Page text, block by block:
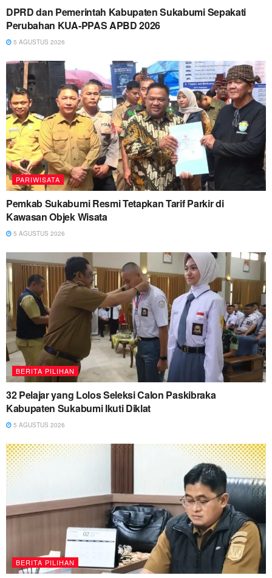
DPRD dan Pemerintah Kabupaten Sukabumi Sepakati
Perubahan KUA-PPAS APBD 2026
5 AGUSTUS 2026
PARIWISATA
Pemkab Sukabumi Resmi Tetapkan Tarif Parkir di
Kawasan Objek Wisata
5 AGUSTUS 2026
BERITA PILIHAN
32 Pelajar yang Lolos Seleksi Calon Paskibraka
Kabupaten Sukabumi Ikuti Diklat
5 AGUSTUS 2026
BERITA PILIHAN